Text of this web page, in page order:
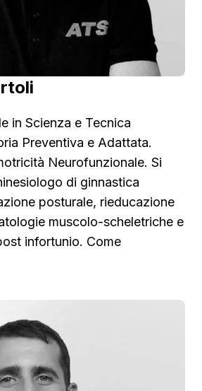
conferenze, seminari e
migliaia di persone. I suoi
dalle maggiori Istituzioni,
Fondatore di Scienze
ATS, SportScience.com, il
Editore.
in Scienza e Tecnica
Preventiva e Adattata.
Neurofunzionale. Si
di ginnastica
posturale, rieducazione
muscolo-scheletriche e
infortunio. Come
occupa di Attività Motoria
con Disturbo dello Spettro
dello Sviluppo Motorio,
e potenziamento delle
motorie.